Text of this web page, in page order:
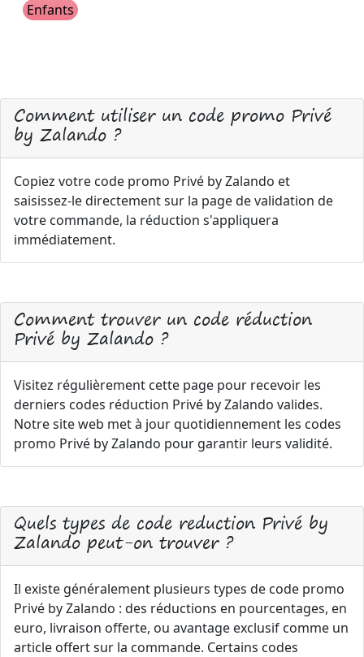
Enfants
Comment utiliser un code promo Privé
by Zalando ?
Copiez votre code promo Privé by Zalando et
saisissez-le directement sur la page de validation de
votre commande, la réduction s'appliquera
immédiatement.
Comment trouver un code réduction
Privé by Zalando ?
Visitez régulièrement cette page pour recevoir les
derniers codes réduction Privé by Zalando valides.
Notre site web met à jour quotidiennement les codes
promo Privé by Zalando pour garantir leurs validité.
Quels types de code reduction Privé by
Zalando peut-on trouver ?
Il existe généralement plusieurs types de code promo
Privé by Zalando : des réductions en pourcentages, en
euro, livraison offerte, ou avantage exclusif comme un
article offert sur la commande. Certains codes